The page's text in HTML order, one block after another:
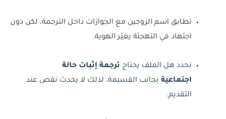
نطابق اسم الزوجين مع الجوازات داخل الترجمة، لكن دون
اجتهاد في التهجئة يغيّر الهوية.
نحدد هل الملف يحتاج ترجمة إثبات حالة
اجتماعية بجانب القسيمة، لذلك لا يحدث نقص عند
التقديم.